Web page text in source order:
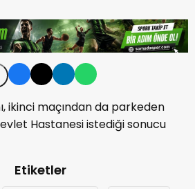
ikinci maçından da parkeden
Hastanesi istediği sonucu
Etiketler